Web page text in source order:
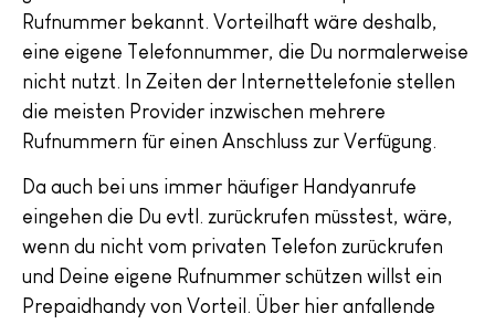
Rufnummer bekannt. Vorteilhaft wäre deshalb,
eine eigene Telefonnummer, die Du normalerweise
nicht nutzt. In Zeiten der Internettelefonie stellen
die meisten Provider inzwischen mehrere
Rufnummern für einen Anschluss zur Verfügung.
Da auch bei uns immer häufiger Handyanrufe
eingehen die Du evtl. zurückrufen müsstest, wäre,
wenn du nicht vom privaten Telefon zurückrufen
und Deine eigene Rufnummer schützen willst ein
Prepaidhandy von Vorteil. Über hier anfallende